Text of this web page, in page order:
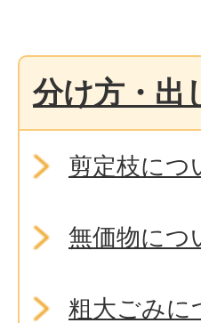
分け方・出
剪定枝につ
無価物につ
粗大ごみに